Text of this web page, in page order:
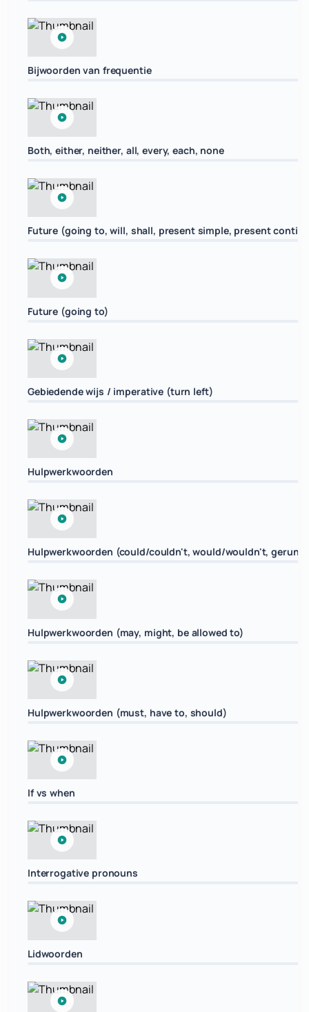
Bijwoorden van frequentie
Both, either, neither, all, every, each, none
Future (going to, will, shall, present simple, present
Future (going to)
Gebiedende wijs / imperative (turn left)
Hulpwerkwoorden
Hulpwerkwoorden (could/couldn't, would/wouldn't, gerund
Hulpwerkwoorden (may, might, be allowed to)
Hulpwerkwoorden (must, have to, should)
If vs when
Interrogative pronouns
Lidwoorden